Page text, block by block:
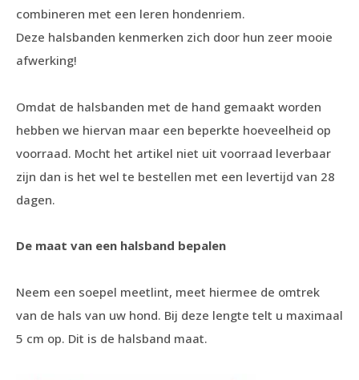
combineren met een leren hondenriem.
Deze halsbanden kenmerken zich door hun zeer mooie
afwerking!
Omdat de halsbanden met de hand gemaakt worden
hebben we hiervan maar een beperkte hoeveelheid op
voorraad. Mocht het artikel niet uit voorraad leverbaar
zijn dan is het wel te bestellen met een levertijd van 28
dagen.
De maat van een halsband bepalen
Neem een soepel meetlint, meet hiermee de omtrek
van de hals van uw hond. Bij deze lengte telt u maximaal
5 cm op. Dit is de halsband maat.